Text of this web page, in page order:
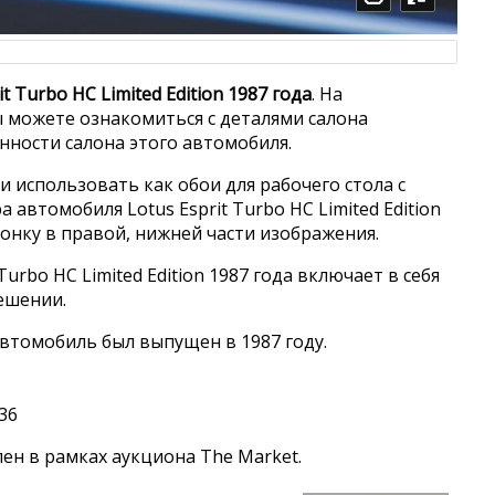
Turbo HC Limited Edition 1987 года. На
ознакомиться с деталями салона
салона этого автомобиля.
как обои для рабочего стола с
автомобиля Lotus Esprit Turbo HC Limited Edition
в правой, нижней части изображения.
HC Limited Edition 1987 года включает в себя
был выпущен в 1987 году.
в рамках аукциона The Market.